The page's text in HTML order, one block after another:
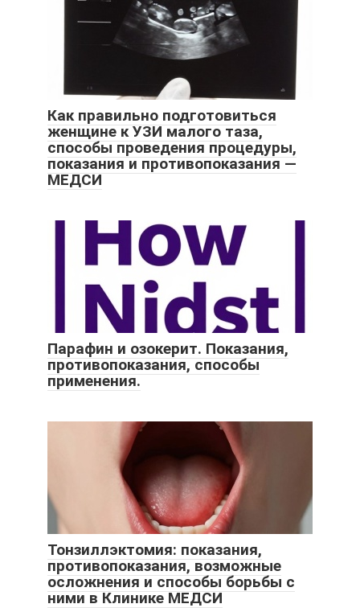
Как правильно подготовиться
женщине к УЗИ малого таза,
способы проведения процедуры,
показания и противопоказания —
МЕДСИ
Парафин и озокерит. Показания,
противопоказания, способы
применения.
Тонзиллэктомия: показания,
противопоказания, возможные
осложнения и способы борьбы с
ними в Клинике МЕДСИ